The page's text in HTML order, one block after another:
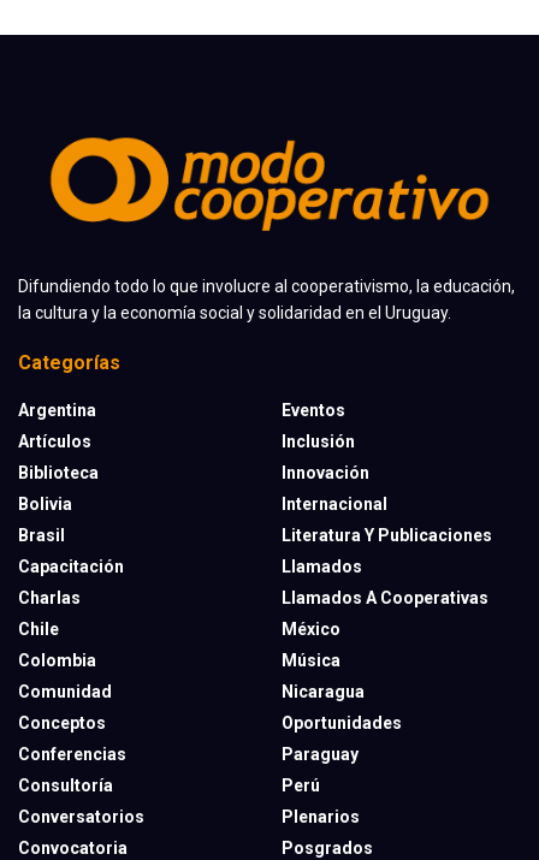
Difundiendo todo lo que involucre al cooperativismo, la educación,
la cultura y la economía social y solidaridad en el Uruguay.
Categorías
Argentina
Artículos
Biblioteca
Bolivia
Brasil
Capacitación
Charlas
Chile
Colombia
Comunidad
Conceptos
Conferencias
Consultoría
Conversatorios
Convocatoria
Eventos
Inclusión
Innovación
Internacional
Literatura Y Publicaciones
Llamados
Llamados A Cooperativas
México
Música
Nicaragua
Oportunidades
Paraguay
Perú
Plenarios
Posgrados